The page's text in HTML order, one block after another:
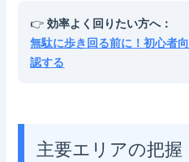
👉効率よく回りたい方へ：
無駄に歩き回る前に！初心者
認する
主要エリアの把